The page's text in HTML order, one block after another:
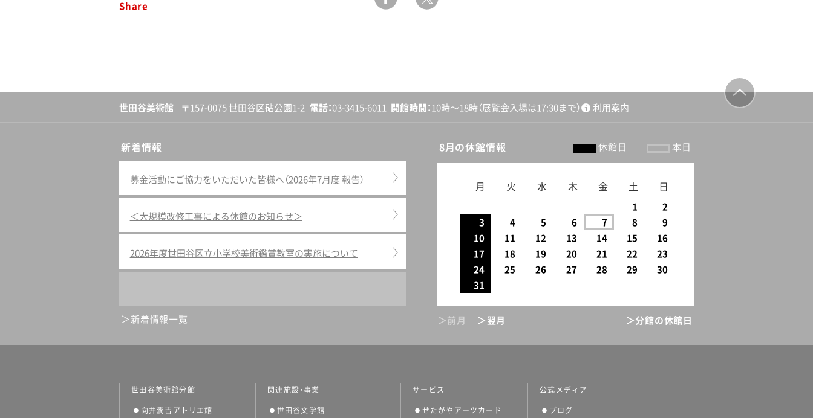
Share
世田谷美術館 〒157-0075 世田谷区砧公園1-2 電話 03-3415-6011 開館時間 10時〜18時 （展覧会入場は17:30まで） 利用案内
新着情報
募金活動にご協力をいただいた皆様へ（2026年7月度 報告）
＜大規模改修工事による休館のお知らせ＞
2026年度世田谷区立小学校美術鑑賞教室の実施について
新着情報一覧
8月の休館情報 休館日 本日
月 火 水 木 金 土 日
1
2
3
4 5 6 7 8
9
10
11 12 13 14 15
16
17
18 19 20 21 22
23
24
25 26 27 28 29
30
31
＞前月 ＞翌月 ＞分館の休館日
世田谷美術館分館
向井潤吉アトリエ館
関連施設・事業
世田谷文学館
サービス
せたがやアーツカード
公式メディア
ブログ